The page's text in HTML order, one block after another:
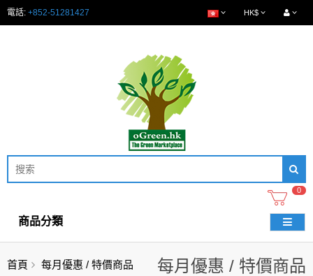
電話: +852-51281427 HK$
0
商品分類
首頁 每月優惠 / 特價商品 每月優惠 / 特價商品